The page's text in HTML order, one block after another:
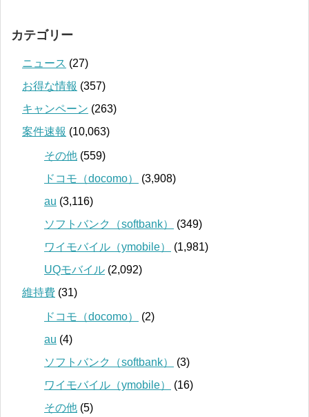
カテゴリー
ニュース (27)
お得な情報 (357)
キャンペーン (263)
案件速報 (10,063)
その他 (559)
ドコモ（docomo）
(3,908)
au (3,116)
ソフトバンク（softbank）
(349)
ワイモバイル（ymobile）
(1,981)
UQモバイル (2,092)
維持費 (31)
ドコモ（docomo）
(2)
au (4)
ソフトバンク（softbank）
(3)
ワイモバイル（ymobile）
(16)
その他 (5)